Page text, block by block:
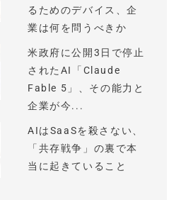
るためのデバイス、企
業は何を問うべきか
米政府に公開3日で停止
されたAI「Claude
Fable 5」、その能力と
企業が今...
AIはSaaSを殺さない、
「共存戦争」の裏で本
当に起きていること